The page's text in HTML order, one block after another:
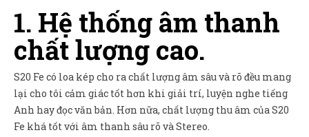
1. Hệ thống âm thanh
chất lượng cao.
S20 Fe có loa kép cho ra chất lượng âm sâu và rõ đều mang
lại cho tôi cảm giác tốt hơn khi giải trí, luyện nghe tiếng
Anh hay đọc văn bản. Hơn nữa, chất lượng thu âm của S20
Fe khá tốt với âm thanh sâu rõ và Stereo.